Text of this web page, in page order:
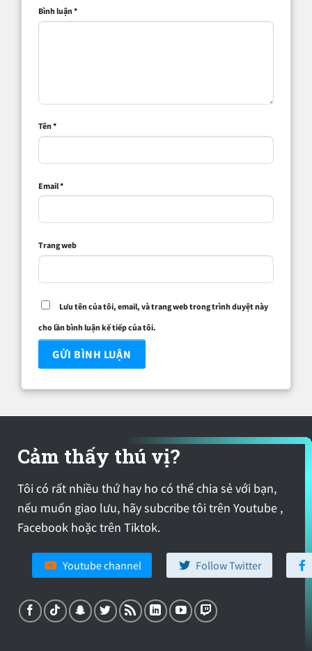
Bình luận*
Tên*
Email*
Trang web
Lưu tên của tôi, email, và trang web trong trình duyệt này
cho lần bình luận kế tiếp của tôi.
Cảm thấy thú vị?
Tôi có rất nhiều thứ hay ho có thể chia sẻ với bạn,
nếu muốn giao lưu, hãy subcribe tôi trên Youtube ,
Facebook hoặc trên Tiktok.
Youtube channel Follow Twitter